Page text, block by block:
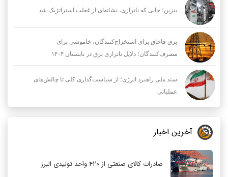
بنزین؛ جایی که ناترازی، نشانه‌ای از غفلت استراتژیک شد
برق قاچاق برای استخراج‌کنندگان، خاموشی برای
مصرف‌کنندگان؛ دلایل ناترازی برق در تابستان ۱۴۰۴
سند ملی راهبرد انرژی؛ از سیاست‌گذاری کلی تا چالش‌های
عملیاتی
آخرین اخبار
صادرات کالای صنعتی از ۴۲۰ واحد تولیدی البرز